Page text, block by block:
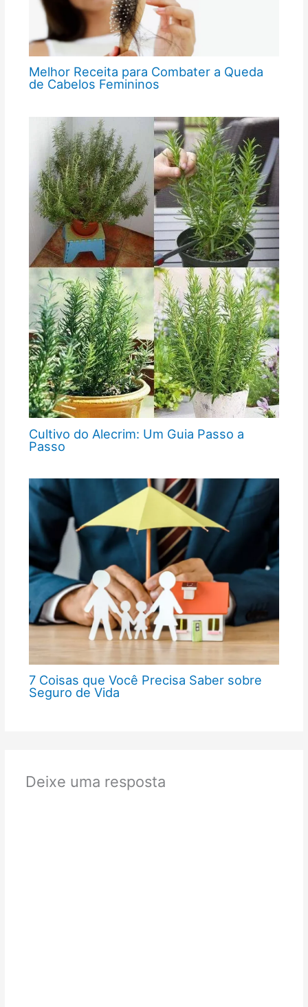
Melhor Receita para Combater a Queda
de Cabelos Femininos
Cultivo do Alecrim: Um Guia Passo a
Passo
7 Coisas que Você Precisa Saber sobre
Seguro de Vida
Deixe uma resposta